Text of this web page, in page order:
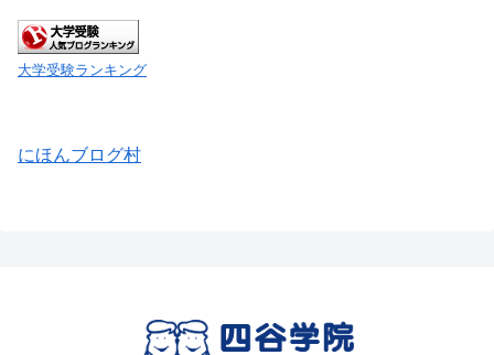
大学受験ランキング
にほんブログ村